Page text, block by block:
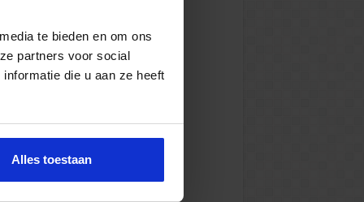
te bieden en om ons
partners voor social
die u aan ze heeft
Alles toestaan